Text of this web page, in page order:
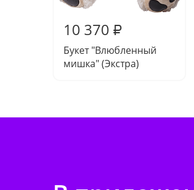
10 370 ₽
Букет "Влюбленный
мишка" (Экстра)